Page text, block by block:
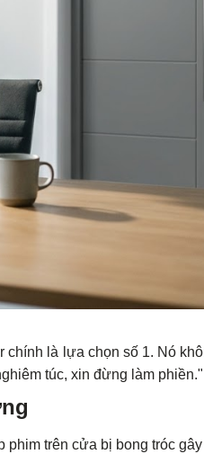
chính là lựa chọn số 1. Nó
túc, xin đừng làm phiền."
phim trên cửa bị bong tróc